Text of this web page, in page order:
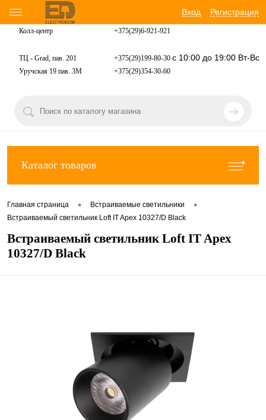
Вход Регистрация
Колл-центр +375(29)6-921-921
ТЦ - Grad, пав. 201 +375(29)199-80-30 с 10:00 до 19:00 Вт-Вс
Уручская 19 пав. 3М +375(29)354-30-60
Каталог товаров
Главная страница • Встраиваемые светильники •
Встраиваемый светильник Loft IT Apex 10327/D Black
Встраиваемый светильник Loft IT Apex
10327/D Black